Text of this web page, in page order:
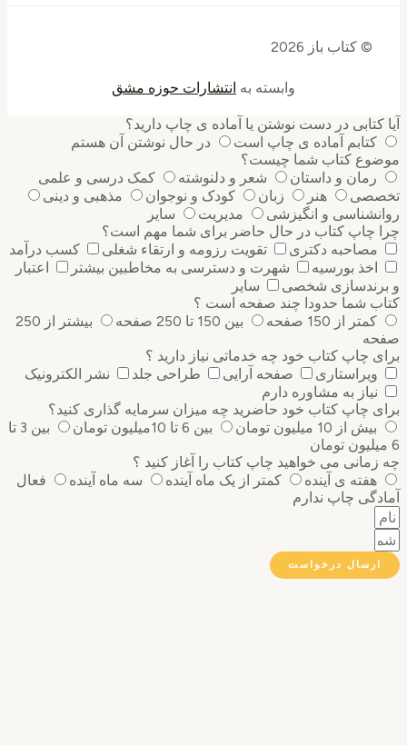
© کتاب باز 2026
وابسته بهانتشارات حوزه مشق
کتابی در دست نوشتن یا آماده ی چاپ دارید؟
کتابم آماده ی چاپ است
در حال نوشتن آن هستم
کتاب شما چیست؟
رمان و داستان
شعر و دلنوشته
کمک درسی و علمی
هنر زبان کودک و نوجوان
مذهبی و دینی
و انگیزشی
مدیریت
سایر
چاپ کتاب در حال حاضر برای شما مهم است؟
مصاحبه دکتری
تقویت رزومه و ارتقاء شغلی
کسب درآمد
اخذ بورسیه
شهرت و دسترسی به مخاطبین بیشتر
اعتبار
شخصی
سایر
شما حدودا چند صفحه است ؟
کمتر از 150 صفحه
بین 150 تا 250 صفحه
بیشتر از 250
چاپ کتاب خود چه خدماتی نیاز دارید ؟
ویراستاری
صفحه آرایی طراحی جلد
نشر الکترونیک
نیاز به مشاوره دارم
چاپ کتاب خود حاضرید چه میزان سرمایه گذاری ‌کنید؟
بیش از 10 میلیون تومان
بین 6 تا 10میلیون تومان
بین 3 تا
می خواهید چاپ کتاب را آغاز کنید ؟
هفته ی آینده
کمتر از یک ماه آینده سه ماه آینده
فعال
چاپ ندارم
درخواست